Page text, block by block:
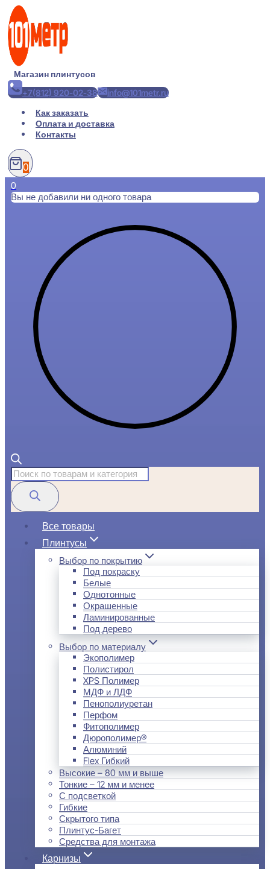
Перейти
содержимому
Магазин плинтусов
+7(812) 920-02-38
info@101metr.ru
Как заказать
Оплата и доставка
Контакты
0
0
Вы не добавили ни одного товара
Поиск
товаров
Все товары
Плинтусы
Выбор по покрытию
Под покраску
Белые
Однотонные
Окрашенные
Ламинированные
Под дерево
Выбор по материалу
Экополимер
Полистирол
XPS Полимер
МДФ и ЛДФ
Пенополиуретан
Перфом
Фитополимер
Дюрополимер®
Алюминий
Flex Гибкий
Высокие – 80 мм и выше
Тонкие – 12 мм и менее
С подсветкой
Гибкие
Скрытого типа
Плинтус-Багет
Средства для монтажа
Карнизы